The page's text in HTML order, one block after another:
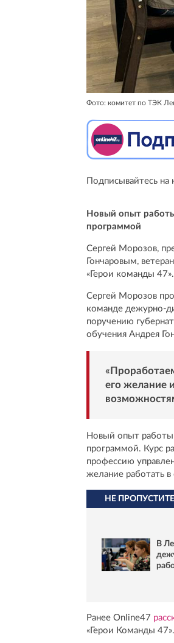
Фото: комитет по ТЭК
Подписывайтесь на
Новый опыт
программой
Сергей Морозов,
Гончаровым,
«Герои команды 47».
Сергей Морозов
команде дежурно-
поручению
обучения Андрея
его желание
Новый опыт работы
программой. Курс
профессию
желание работать в
НЕ ПРОПУСТИТЕ
В
Ранее Online47
«Герои Команды 47».